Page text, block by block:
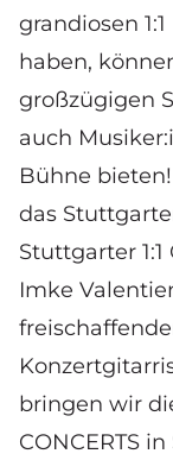
grandiosen
haben,
großzügigen
auch
Bühne
das
Stuttgarter
Imke
bringen wir
CONCERTS